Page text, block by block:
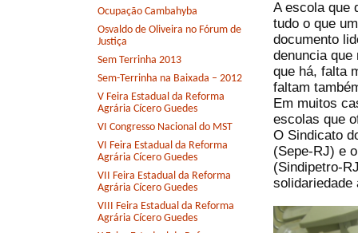
Ocupação Cambahyba
Osvaldo de Oliveira no Fórum de
Justiça
Sem Terrinha 2013
Sem-Terrinha na Baixada – 2012
V Feira Estadual da Reforma
Agrária Cícero Guedes
VI Congresso Nacional do MST
VI Feira Estadual da Reforma
Agrária Cícero Guedes
VII Feira Estadual da Reforma
Agrária Cícero Guedes
VIII Feira Estadual da Reforma
Agrária Cícero Guedes
A escola que
tudo o que
documento
denuncia
que há, falta
faltam
Em muitos
escolas que
O Sindicato
(Sepe-RJ) e
(Sindipetro-
solidariedade